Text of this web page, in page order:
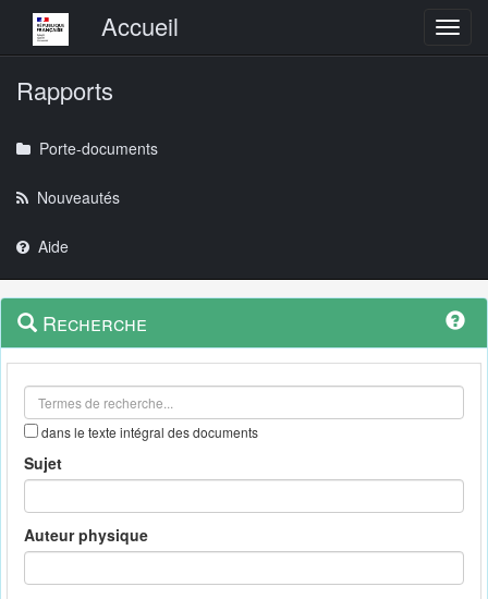
Menu principalAccueil
Rapports
Porte-documents
Nouveautés
Aide
Navigation
outils
Menu
contextuel
Recherche
dans le texte intégral des documents
Sujet
Auteur physique